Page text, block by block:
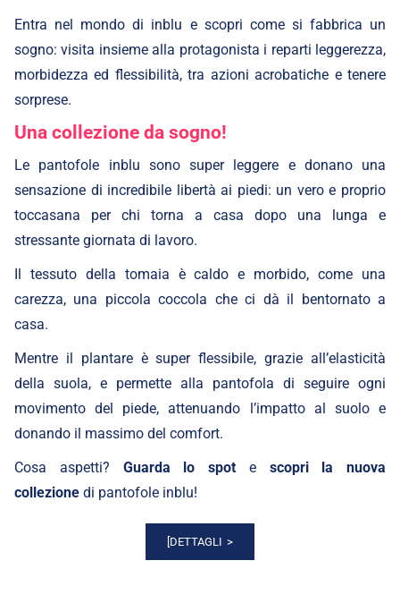
Entra nel mondo di inblu e scopri come si fabbrica un
sogno: visita insieme alla protagonista i reparti leggerezza,
morbidezza ed flessibilità, tra azioni acrobatiche e tenere
sorprese.
Una collezione da sogno!
Le pantofole inblu sono super leggere e donano una
sensazione di incredibile libertà ai piedi: un vero e proprio
toccasana per chi torna a casa dopo una lunga e
stressante giornata di lavoro.
Il tessuto della tomaia è caldo e morbido, come una
carezza, una piccola coccola che ci dà il bentornato a
casa.
Mentre il plantare è super flessibile, grazie all’elasticità
della suola, e permette alla pantofola di seguire ogni
movimento del piede, attenuando l’impatto al suolo e
donando il massimo del comfort.
Cosa aspetti? Guarda lo spot e scopri la nuova
collezione di pantofole inblu!
[DETTAGLI